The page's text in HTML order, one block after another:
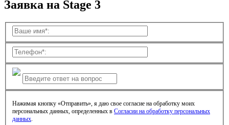
Заявка на Stage 3
Нажимая кнопку «Отправить», я даю свое согласие на обработку моих
персональных данных, определенных в Согласии на обработку персональных
данных.